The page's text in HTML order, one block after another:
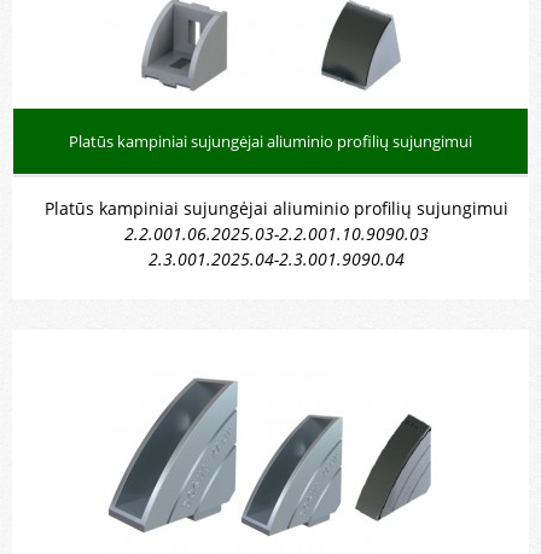
Platūs kampiniai sujungėjai aliuminio profilių sujungimui
Platūs kampiniai sujungėjai aliuminio profilių sujungimui
2.2.001.06.2025.03-2.2.001.10.9090.03
2.3.001.2025.04-2.3.001.9090.04